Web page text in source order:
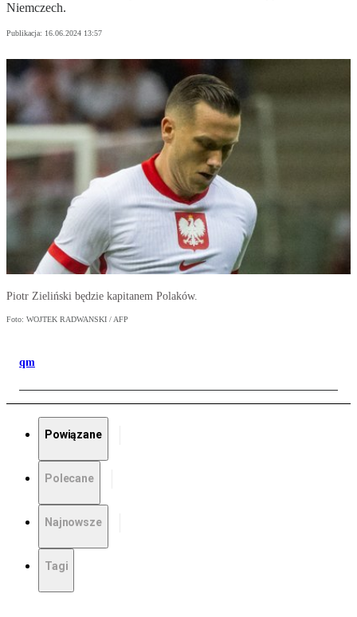
Niemczech.
Publikacja: 16.06.2024 13:57
Piotr Zieliński będzie kapitanem Polaków.
Foto: WOJTEK RADWANSKI / AFP
qm
Powiązane
Polecane
Najnowsze
Tagi